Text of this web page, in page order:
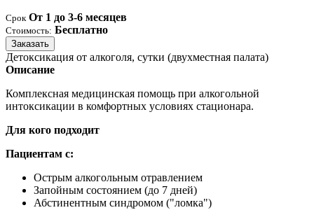
Срок От 1 до 3-6 месяцев
Стоимость: Бесплатно
Заказать
Детоксикация от алкоголя, сутки (двухместная палата)
Описание
Комплексная медицинская помощь при алкогольной
интоксикации в комфортных условиях стационара.
Для кого подходит
Пациентам с:
Острым алкогольным отравлением
Запойным состоянием (до 7 дней)
Абстинентным синдромом ("ломка")